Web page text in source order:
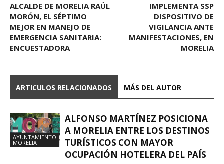
ALCALDE DE MORELIA RAÚL
MORÓN, EL SÉPTIMO
MEJOR EN MANEJO DE
EMERGENCIA SANITARIA:
ENCUESTADORA
IMPLEMENTA SSP
DISPOSITIVO DE
VIGILANCIA ANTE
MANIFESTACIONES, EN
MORELIA
ARTICULOS RELACIONADOS MÁS DEL AUTOR
AYUNTAMIENTO
MORELIA
ALFONSO MARTÍNEZ POSICIONA
A MORELIA ENTRE LOS DESTINOS
TURÍSTICOS CON MAYOR
OCUPACIÓN HOTELERA DEL PAÍS